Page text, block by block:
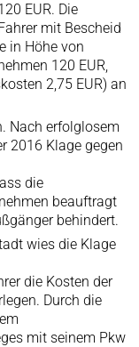
EUR. Die
mit Bescheid
in Höhe von
120 EUR,
2,75 EUR) an
Nach erfolglosem
2016 Klage gegen
die
beauftragt
behindert.
wies die Klage
die Kosten der
Durch die
mit seinem Pkw